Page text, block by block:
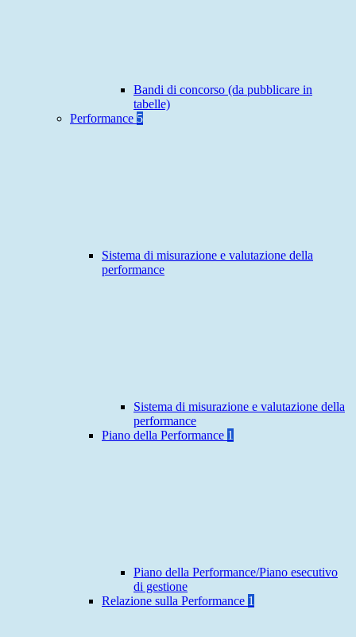
Bandi di concorso (da pubblicare in
tabelle)
Performance 5
Sistema di misurazione e valutazione della
performance
Sistema di misurazione e valutazione della
performance
Piano della Performance 1
Piano della Performance/Piano esecutivo
di gestione
Relazione sulla Performance 1